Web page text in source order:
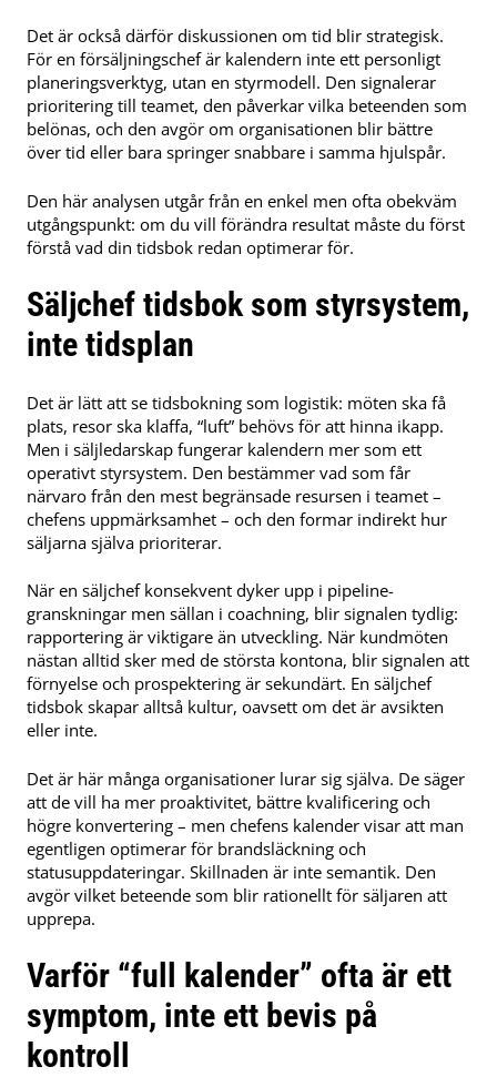
Det är också därför diskussionen om tid blir strategisk.
För en försäljningschef är kalendern inte ett personligt
planeringsverktyg, utan en styrmodell. Den signalerar
prioritering till teamet, den påverkar vilka beteenden som
belönas, och den avgör om organisationen blir bättre
över tid eller bara springer snabbare i samma hjulspår.
Den här analysen utgår från en enkel men ofta obekväm
utgångspunkt: om du vill förändra resultat måste du först
förstå vad din tidsbok redan optimerar för.
Säljchef tidsbok som styrsystem,
inte tidsplan
Det är lätt att se tidsbokning som logistik: möten ska få
plats, resor ska klaffa, “luft” behövs för att hinna ikapp.
Men i säljledarskap fungerar kalendern mer som ett
operativt styrsystem. Den bestämmer vad som får
närvaro från den mest begränsade resursen i teamet –
chefens uppmärksamhet – och den formar indirekt hur
säljarna själva prioriterar.
När en säljchef konsekvent dyker upp i pipeline-
granskningar men sällan i coachning, blir signalen tydlig:
rapportering är viktigare än utveckling. När kundmöten
nästan alltid sker med de största kontona, blir signalen att
förnyelse och prospektering är sekundärt. En säljchef
tidsbok skapar alltså kultur, oavsett om det är avsikten
eller inte.
Det är här många organisationer lurar sig själva. De säger
att de vill ha mer proaktivitet, bättre kvalificering och
högre konvertering – men chefens kalender visar att man
egentligen optimerar för brandsläckning och
statusuppdateringar. Skillnaden är inte semantik. Den
avgör vilket beteende som blir rationellt för säljaren att
upprepa.
Varför “full kalender” ofta är ett
symptom, inte ett bevis på
kontroll